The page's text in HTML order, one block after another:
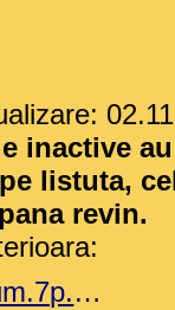
inactive
listuta,
revin.
https://forum.7p.ro/clubul-aspirantelor---87.aspx?g=posts&t=19362